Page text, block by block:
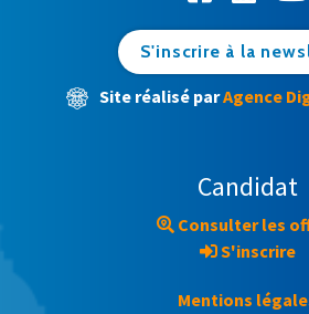
S'inscrire à la
Site réalisé parAgence
Candidat
Consulter les
S'inscrire
Mentions